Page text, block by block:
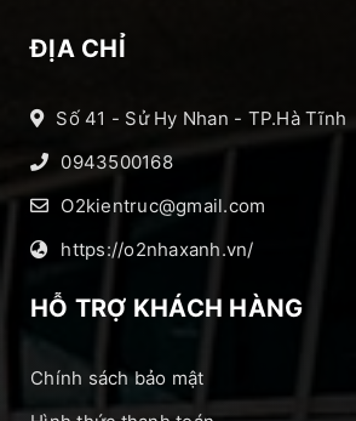
ĐỊA CHỈ
Số 41 - Sử Hy Nhan - TP.Hà Tĩnh
0943500168
O2kientruc@gmail.com
https://o2nhaxanh.vn/
HỖ TRỢ KHÁCH HÀNG
Chính sách bảo mật